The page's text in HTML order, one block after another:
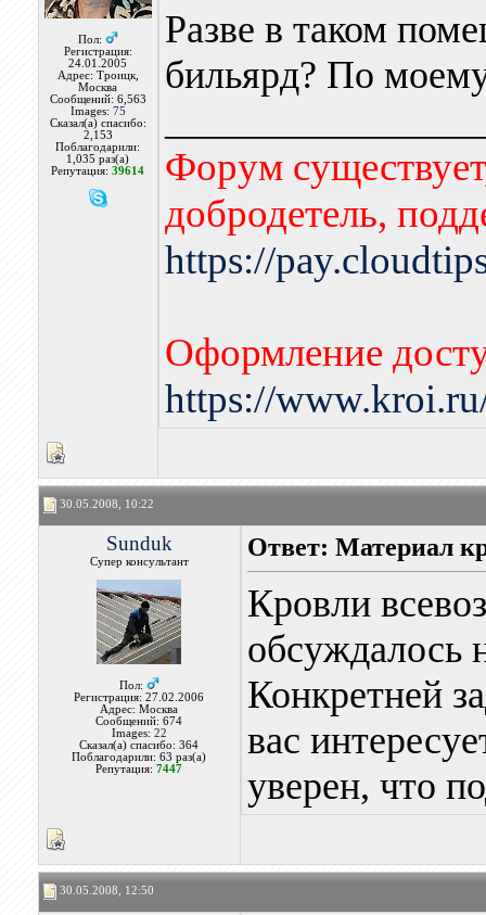
Пол:
Регистрация:
24.01.2005
Адрес: Троицк,
Москва
Сообщений: 6,563
Images: 75
Сказал(а) спасибо:
2,153
Поблагодарили:
1,035 раз(а)
Репутация:39614
Разве в таком
бильярд? По
Форум
добродетель,
https://
Оформление
https://
30.05.2008, 10:22
Sunduk
Супер консультант
Пол:
Регистрация: 27.02.2006
Адрес: Москва
Сообщений: 674
Images: 22
Сказал(а) спасибо: 364
Поблагодарили: 63 раз(а)
Репутация:7447
Ответ: Материал
Кровли
обсуждалось
Конкретней
вас
уверен, что
30.05.2008, 12:50